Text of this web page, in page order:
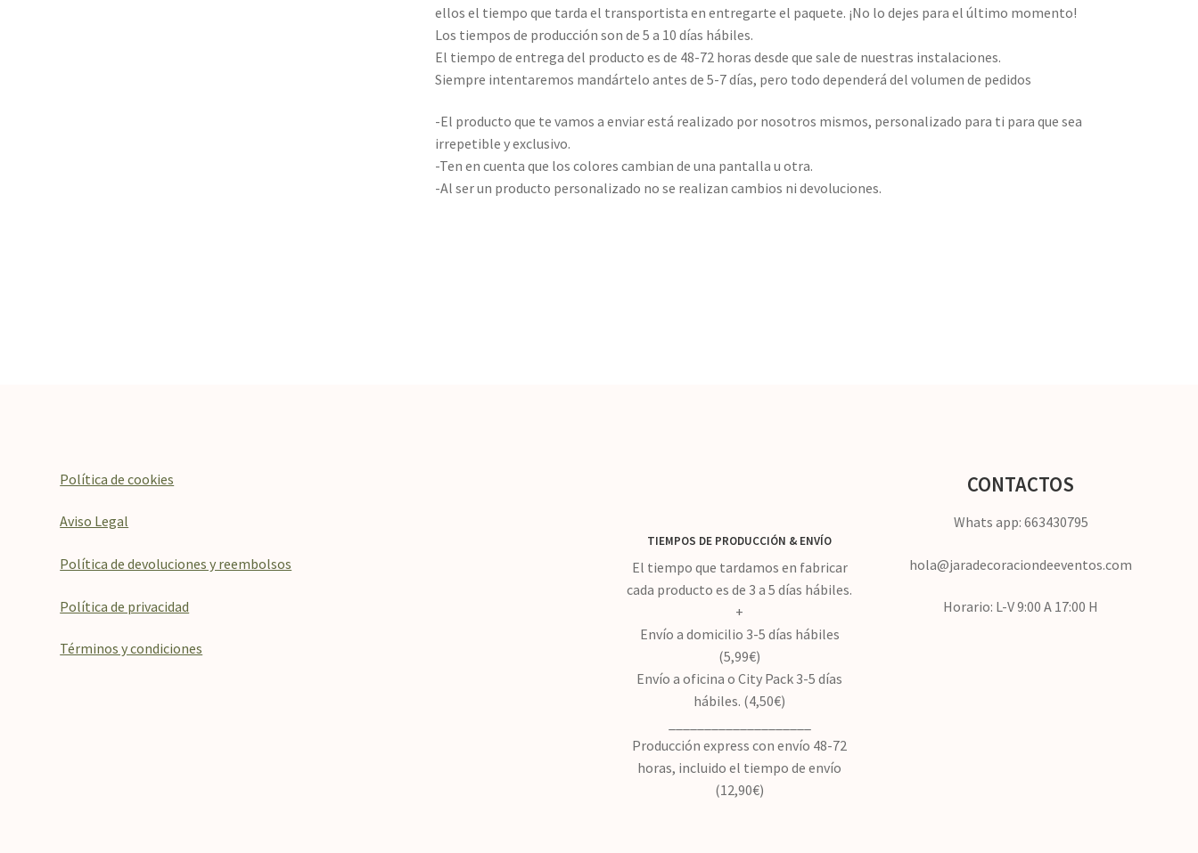
ellos el tiempo que tarda el transportista en entregarte el paquete. ¡No lo dejes para el último momento!
Los tiempos de producción son de 5 a 10 días hábiles.
El tiempo de entrega del producto es de 48-72 horas desde que sale de nuestras instalaciones.
Siempre intentaremos mandártelo antes de 5-7 días, pero todo dependerá del volumen de pedidos
-El producto que te vamos a enviar está realizado por nosotros mismos, personalizado para ti para que sea
irrepetible y exclusivo.
-Ten en cuenta que los colores cambian de una pantalla u otra.
-Al ser un producto personalizado no se realizan cambios ni devoluciones.
Política de cookies
Aviso Legal
Política de devoluciones y reembolsos
Política de privacidad
Términos y condiciones
TIEMPOS DE PRODUCCIÓN & ENVÍO
El tiempo que tardamos en fabricar
cada producto es de 3 a 5 días hábiles.
+
Envío a domicilio 3-5 días hábiles
(5,99€)
Envío a oficina o City Pack 3-5 días
hábiles. (4,50€)
Producción express con envío 48-72
horas, incluido el tiempo de envío
(12,90€)
CONTACTOS
Whats app: 663430795
hola@jaradecoraciondeeventos.com
Horario: L-V 9:00 A 17:00 H